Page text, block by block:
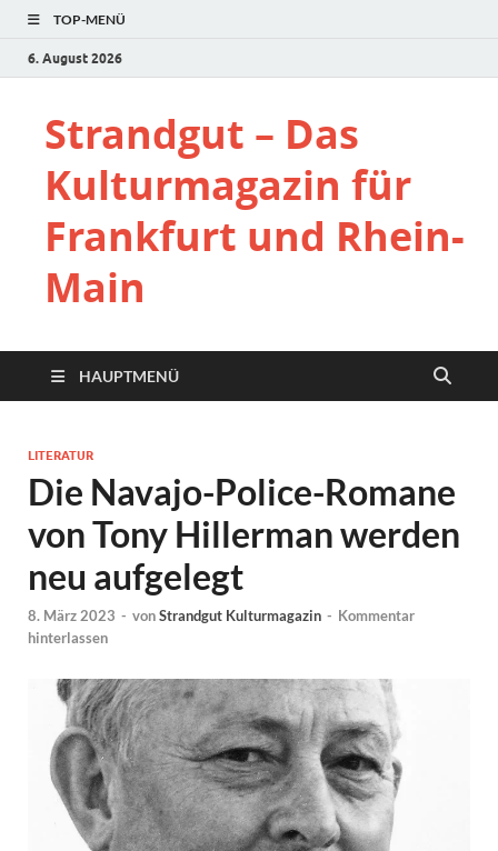
TOP-MENÜ
6. August 2026
Strandgut – Das
Kulturmagazin für
Frankfurt und Rhein-
Main
HAUPTMENÜ
LITERATUR
Die Navajo-Police-Romane
von Tony Hillerman werden
neu aufgelegt
8. März 2023 - vonStrandgut Kulturmagazin - Kommentar
hinterlassen